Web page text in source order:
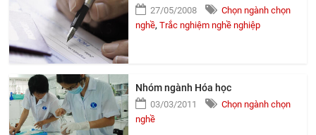
27/05/2008
Chọn ngành chọn
nghề, Trắc nghiệm nghề nghiệp
Nhóm ngành Hóa học
03/03/2011
Chọn ngành chọn
nghề